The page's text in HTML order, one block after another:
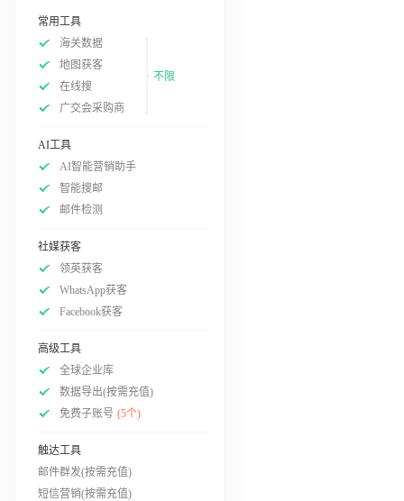
常用工具
海关数据
地图获客
在线搜
广交会采购商
不限
AI工具
AI智能营销助手
智能搜邮
邮件检测
社媒获客
领英获客
WhatsApp获客
Facebook获客
高级工具
全球企业库
数据导出(按需充值)
免费子账号 (5个)
触达工具
邮件群发(按需充值)
短信营销(按需充值)